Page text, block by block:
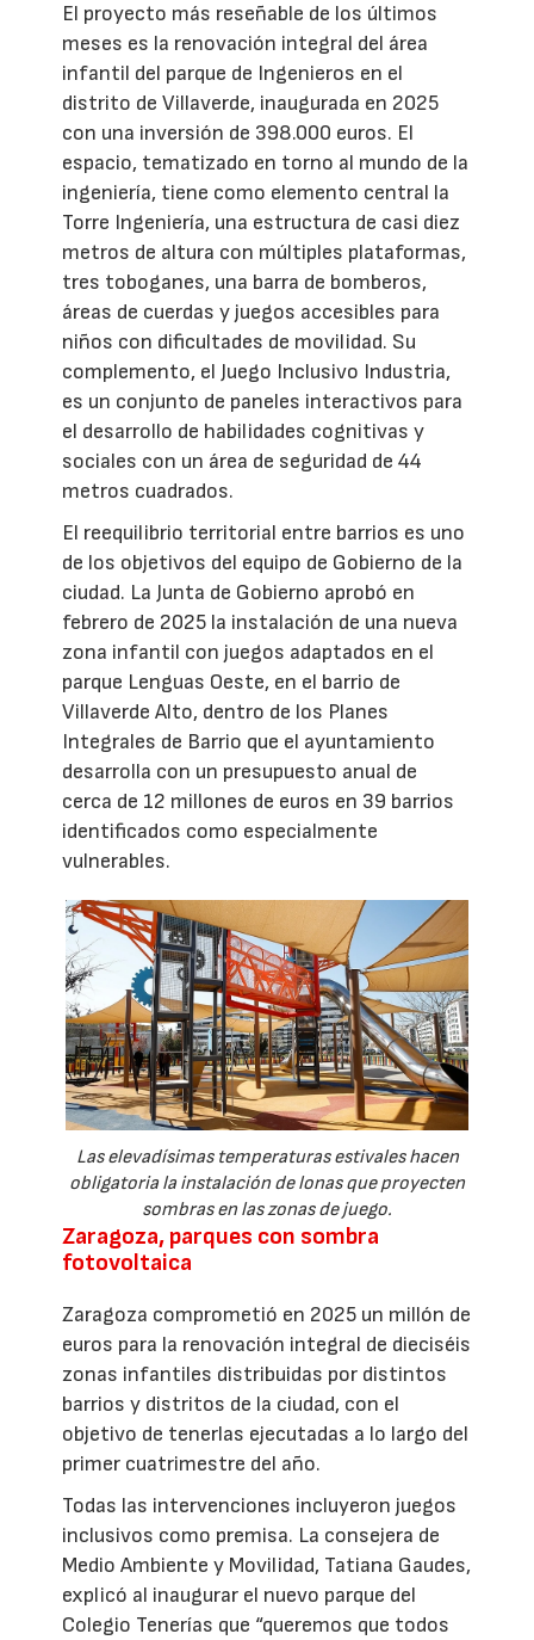
El proyecto más reseñable de los últimos
meses es la renovación integral del área
infantil del parque de Ingenieros en el
distrito de Villaverde, inaugurada en 2025
con una inversión de 398.000 euros. El
espacio, tematizado en torno al mundo de la
ingeniería, tiene como elemento central la
Torre Ingeniería, una estructura de casi diez
metros de altura con múltiples plataformas,
tres toboganes, una barra de bomberos,
áreas de cuerdas y juegos accesibles para
niños con dificultades de movilidad. Su
complemento, el Juego Inclusivo Industria,
es un conjunto de paneles interactivos para
el desarrollo de habilidades cognitivas y
sociales con un área de seguridad de 44
metros cuadrados.
El reequilibrio territorial entre barrios es uno
de los objetivos del equipo de Gobierno de la
ciudad. La Junta de Gobierno aprobó en
febrero de 2025 la instalación de una nueva
zona infantil con juegos adaptados en el
parque Lenguas Oeste, en el barrio de
Villaverde Alto, dentro de los Planes
Integrales de Barrio que el ayuntamiento
desarrolla con un presupuesto anual de
cerca de 12 millones de euros en 39 barrios
identificados como especialmente
vulnerables.
Las elevadísimas temperaturas estivales hacen
obligatoria la instalación de lonas que proyecten
sombras en las zonas de juego.
Zaragoza, parques con sombra
fotovoltaica
Zaragoza comprometió en 2025 un millón de
euros para la renovación integral de dieciséis
zonas infantiles distribuidas por distintos
barrios y distritos de la ciudad, con el
objetivo de tenerlas ejecutadas a lo largo del
primer cuatrimestre del año.
Todas las intervenciones incluyeron juegos
inclusivos como premisa. La consejera de
Medio Ambiente y Movilidad, Tatiana Gaudes,
explicó al inaugurar el nuevo parque del
Colegio Tenerías que “queremos que todos